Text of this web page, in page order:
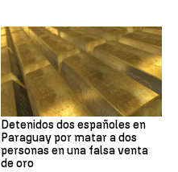
Detenidos dos españoles en
Paraguay por matar a dos
personas en una falsa venta
de oro